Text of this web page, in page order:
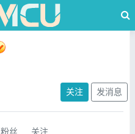
关注 发消息
粉丝 关注